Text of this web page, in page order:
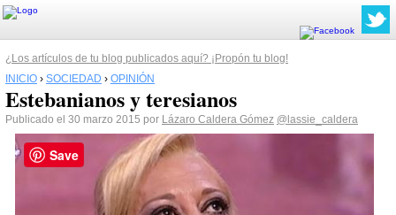
¿Los artículos de tu blog publicados aquí? ¡Propón tu blog!
INICIO › SOCIEDAD › OPINIÓN
Estebanianos y teresianos
Publicado el 30 marzo 2015 por Lázaro Caldera Gómez @lassie_caldera
Save